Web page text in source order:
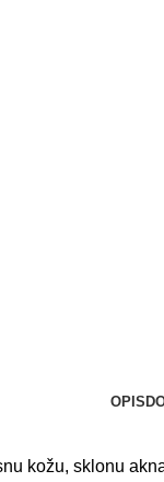
OPIS
kožu, sklonu